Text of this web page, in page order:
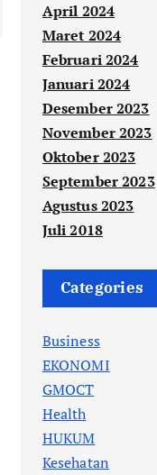
April 2024
Maret 2024
Februari 2024
Januari 2024
Desember 2023
November 2023
Oktober 2023
September 2023
Agustus 2023
Juli 2018
Categories
Business
EKONOMI
GMOCT
Health
HUKUM
Kesehatan